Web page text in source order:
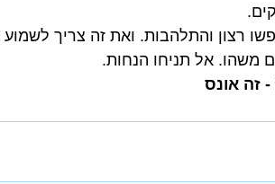
רצון והתלהבות. ואת זה צריך לשמוע
משהו. אל תניחו הנחות.
זה אונס